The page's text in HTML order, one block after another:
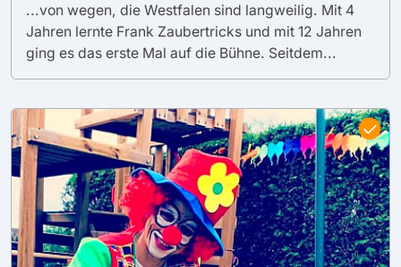
...von wegen, die Westfalen sind langweilig. Mit 4
Jahren lernte Frank Zaubertricks und mit 12 Jahren
ging es das erste Mal auf die Bühne. Seitdem...